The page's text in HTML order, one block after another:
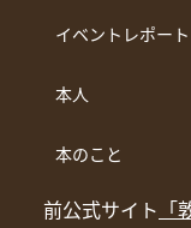
イベントレポート
本人
本のこと
前公式サイト